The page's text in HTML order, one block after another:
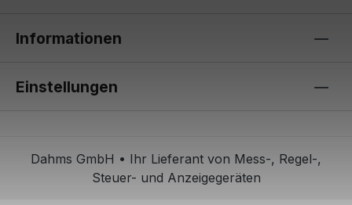
Informationen
Einstellungen
Dahms GmbH • Ihr Lieferant von Mess-, Regel-,
Steuer- und Anzeigegeräten